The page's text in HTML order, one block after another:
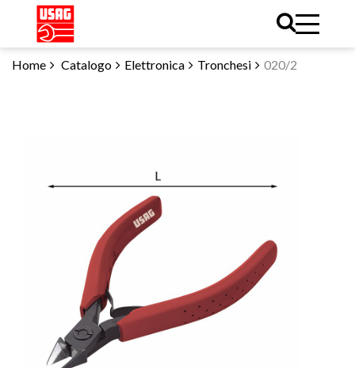
Home Catalogo Elettronica Tronchesi 020/2